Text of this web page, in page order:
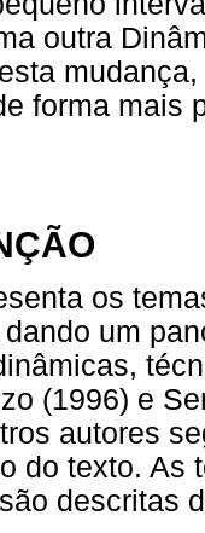
outra
forma mais
os
um
(1996) e
autores
do texto. As
descritas